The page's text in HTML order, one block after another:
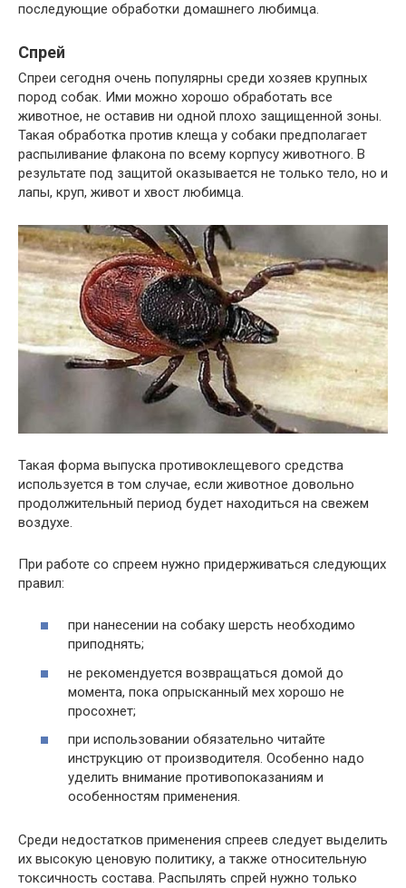
последующие обработки домашнего любимца.
Спрей
Спреи сегодня очень популярны среди хозяев крупных
пород собак. Ими можно хорошо обработать все
животное, не оставив ни одной плохо защищенной зоны.
Такая обработка против клеща у собаки предполагает
распыливание флакона по всему корпусу животного. В
результате под защитой оказывается не только тело, но и
лапы, круп, живот и хвост любимца.
Такая форма выпуска противоклещевого средства
используется в том случае, если животное довольно
продолжительный период будет находиться на свежем
воздухе.
При работе со спреем нужно придерживаться следующих
правил:
при нанесении на собаку шерсть необходимо
приподнять;
не рекомендуется возвращаться домой до
момента, пока опрысканный мех хорошо не
просохнет;
при использовании обязательно читайте
инструкцию от производителя. Особенно надо
уделить внимание противопоказаниям и
особенностям применения.
Среди недостатков применения спреев следует выделить
их высокую ценовую политику, а также относительную
токсичность состава. Распылять спрей нужно только